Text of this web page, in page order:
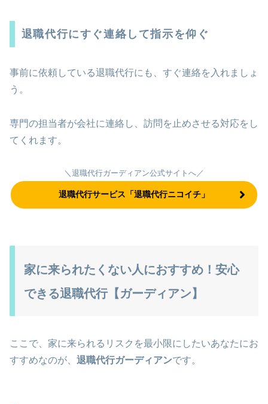
退職代行にすぐ連絡して指示を仰ぐ
事前に依頼している退職代行にも、すぐ連絡を入れましょ
う。
専門の担当者が会社に連絡し、訪問を止めさせる対応をし
てくれます。
＼退職代行ガーディアン公式サイトへ／
退職代行サービス「退職代行ニコイチ」
家に来られたくない人におすすめ！安心
できる退職代行【ガーディアン】
ここで、家に来られるリスクを最小限にしたいあなたにお
すすめなのが、 退職代行ガーディアンです。